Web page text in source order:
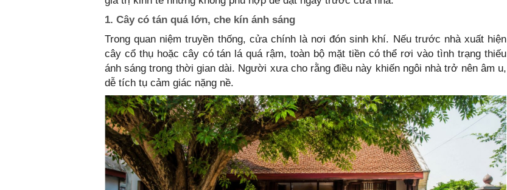
1. Cây có tán quá lớn, che kín ánh sáng
Trong quan niệm truyền thống, cửa chính là nơi đón sinh khí. Nếu trước nhà xuất hiện
cây cổ thụ hoặc cây có tán lá quá rậm, toàn bộ mặt tiền có thể rơi vào tình trạng thiếu
ánh sáng trong thời gian dài. Người xưa cho rằng điều này khiến ngôi nhà trở nên âm u,
dễ tích tụ cảm giác nặng nề.